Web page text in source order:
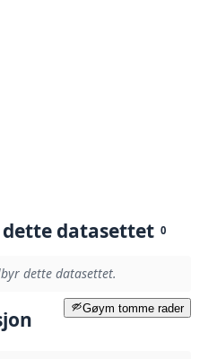
datasettet 0
dette datasettet.
Gøym tomme rader